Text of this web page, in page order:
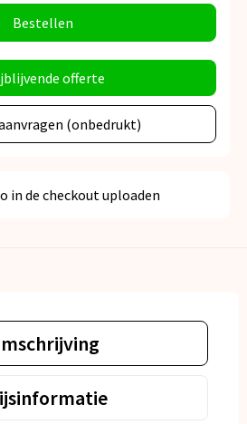
Bestellen
offerte
(onbedrukt)
in de checkout uploaden